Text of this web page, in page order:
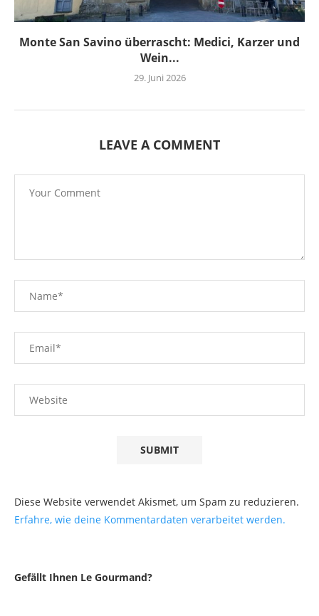
Monte San Savino überrascht: Medici, Karzer und
Wein...
29. Juni 2026
LEAVE A COMMENT
Diese Website verwendet Akismet, um Spam zu reduzieren.
Erfahre, wie deine Kommentardaten verarbeitet werden.
Gefällt Ihnen Le Gourmand?